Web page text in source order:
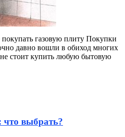
газовую плиту Покупки
давно вошли в обиход многих
стоит купить любую бытовую
что выбрать?